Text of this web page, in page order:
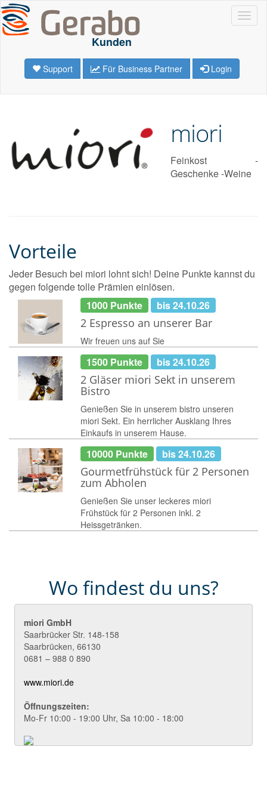
Kunden
Support Für Business Partner Login
miori
Feinkost -
Geschenke -Weine
Vorteile
Jeder Besuch bei miori lohnt sich! Deine Punkte kannst du
gegen folgende tolle Prämien einlösen.
1000 Punkte
bis 24.10.26
2 Espresso an unserer Bar
Wir freuen uns auf Sie
1500 Punkte bis 24.10.26
2 Gläser miori Sekt in unserem
Bistro
Genießen Sie in unserem bistro unseren
miori Sekt. Ein herrlicher Ausklang Ihres
Einkaufs in unserem Hause.
10000 Punkte bis 24.10.26
Gourmetfrühstück für 2 Personen
zum Abholen
Genießen Sie unser leckeres miori
Frühstück für 2 Personen inkl. 2
Heissgetränken.
Wo findest du uns?
miori GmbH
Saarbrücker Str. 148-158
Saarbrücken, 66130
0681 – 988 0 890
www.miori.de
Öffnungszeiten:
Mo-Fr 10:00 - 19:00 Uhr, Sa 10:00 - 18:00